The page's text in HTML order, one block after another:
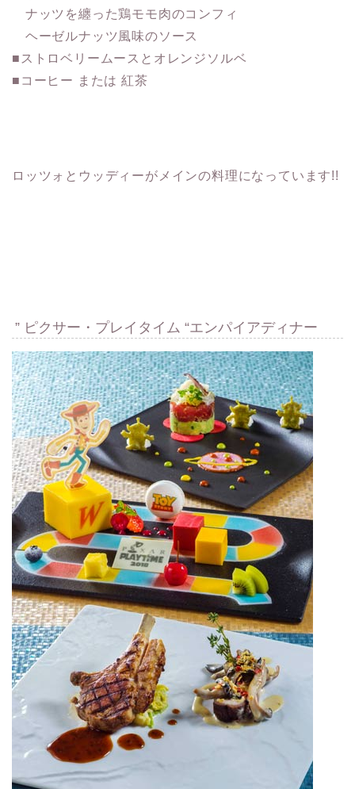
ナッツを纏った鶏モモ肉のコンフィ
ヘーゼルナッツ風味のソース
■ストロベリームースとオレンジソルベ
■コーヒー または 紅茶
ロッツォとウッディーがメインの料理になっています!!
” ピクサー・プレイタイム “エンパイアディナー